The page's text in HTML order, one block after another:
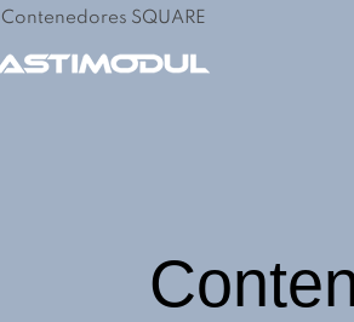
Contenedores SQUARE